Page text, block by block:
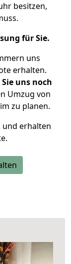
besitzen,
für Sie.
uns
erhalten.
uns noch
Umzug von
zu planen.
und erhalten